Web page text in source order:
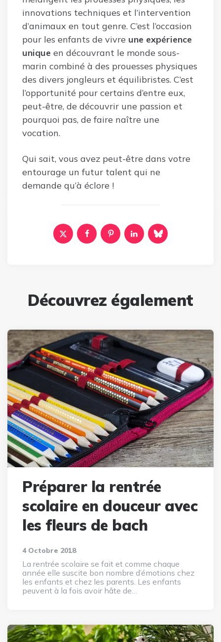
innovations techniques et l’intervention
d’animaux en tout genre. C’est l’occasion
pour les enfants de vivre une expérience
unique en découvrant le monde sous-
marin combiné à des prouesses physiques
des divers jongleurs et équilibristes. C’est
l’opportunité pour certains d’entre eux,
peut-être, de découvrir une passion et
pourquoi pas, de faire naître une
vocation.
Qui sait, vous avez peut-être dans votre
entourage un futur talent qui ne
demande qu’à éclore !
Découvrez également
Préparer la rentrée
scolaire en douceur avec
les fleurs de bach
4 Octobre 2018
La rentrée scolaire se fait et comme chaque
année elle suscite bon nombre d’émotions chez
les enfants et chez les parents. Les enfants
peuvent à la fois avoir hâte de…